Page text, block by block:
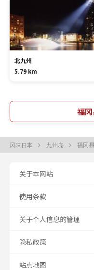
北九州
5.79 km
福
风味日本 九州岛 福冈
关于本网站
使用条款
关于个人信息的管理
隐私政策
站点地图